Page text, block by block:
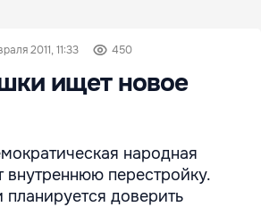
2011, 11:33 450
ищет новое
народная
внутреннюю перестройку.
доверить